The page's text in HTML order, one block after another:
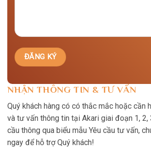
NHẬN THÔNG TIN & TƯ VẤN
Quý khách hàng có có thắc mắc hoặc cần
và tư vấn thông tin tại Akari giai đoạn 1, 2,
cầu thông qua biểu mẫu Yêu cầu tư vấn,
ngay để hỗ trợ Quý khách!